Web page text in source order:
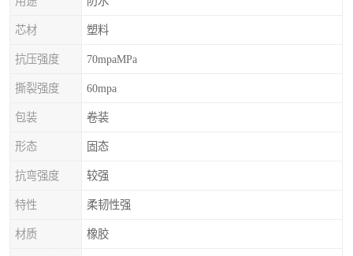
芯材 塑料
抗压强度 70mpaMPa
撕裂强度 60mpa
包装 卷装
形态 固态
抗弯强度 较强
特性 柔韧性强
材质 橡胶